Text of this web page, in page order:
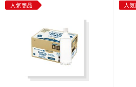
人気商品 人